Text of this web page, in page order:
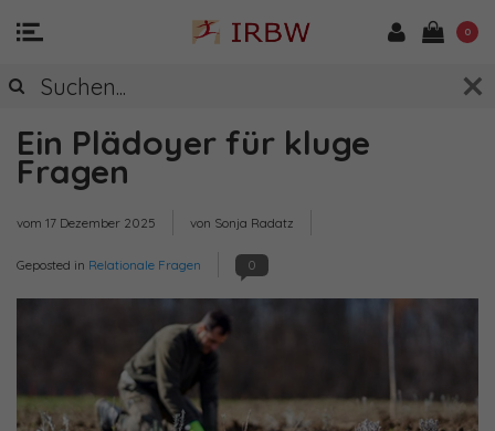
0
Ein Plädoyer für kluge
Fragen
vom 17 Dezember 2025 von Sonja Radatz
Geposted in Relationale Fragen 0